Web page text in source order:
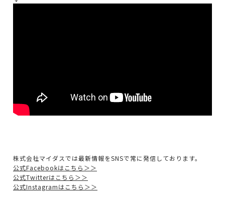
株式会社マイダスでは最新情報をSNSで常に発信しております。
公式Facebookはこちら＞＞
公式Twitterはこちら＞＞
公式Instagramはこちら＞＞